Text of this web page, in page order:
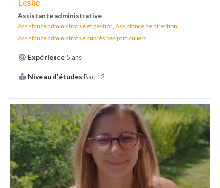
Leslie
Assistante administrative
Assistance administrative et gestion Assistance de direction
Assistance administrative auprès des particuliers
Expérience 5 ans
Niveau d'études Bac +2